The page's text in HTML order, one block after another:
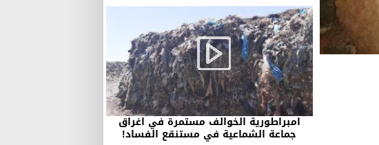
امبراطورية الخوالف مستمرة في اغراق
جماعة الشماعية في مستنقع الفساد!